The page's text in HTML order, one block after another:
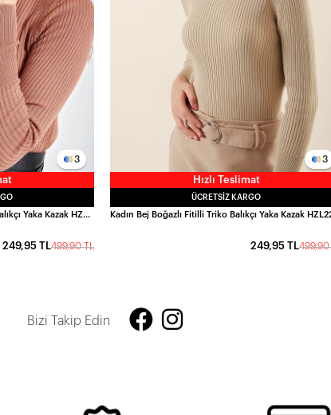
3
Kadın Pudra Boğazlı Fitilli Triko Balıkçı Yaka Kazak HZL22W-BD1445001
499,90 TL
249,95 TL
Hızlı Teslimat
3
ÜCRETSIZ KARGO
499,90
249,95 TL
Bizi Takip Edin